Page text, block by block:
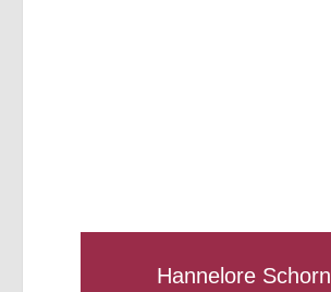
Hannelore Schorn